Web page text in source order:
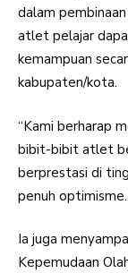
dalam
atlet pelajar
kemampuan
kabupaten/kota.
“Kami berharap
bibit-bibit atlet
berprestasi di
penuh optimisme.
Ia juga
Kepemudaan